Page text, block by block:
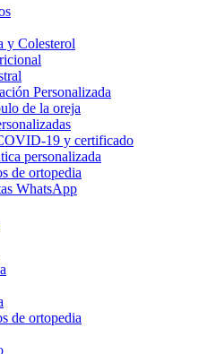
y Colesterol
Personalizada
de la oreja
19 y certificado
personalizada
de ortopedia
WhatsApp
de ortopedia